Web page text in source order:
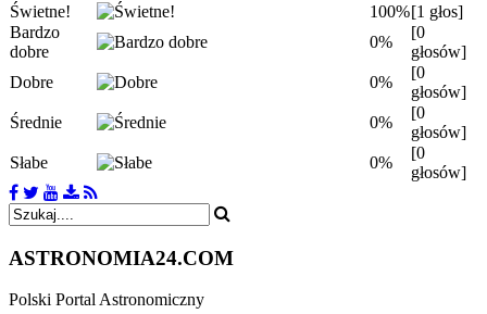
Świetne! 100%[1 głos]
Bardzo
dobre
0%
[0
głosów]
Dobre
0%
[0
głosów]
Średnie
0%
[0
głosów]
Słabe
0%
[0
głosów]
ASTRONOMIA24.COM
Polski Portal Astronomiczny